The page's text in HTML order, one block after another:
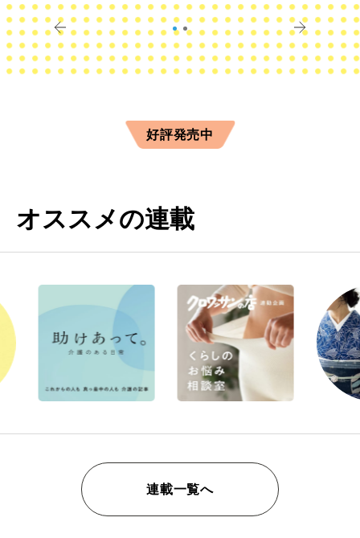
すか？
きに
好評発売中
オススメの連載
連載一覧へ